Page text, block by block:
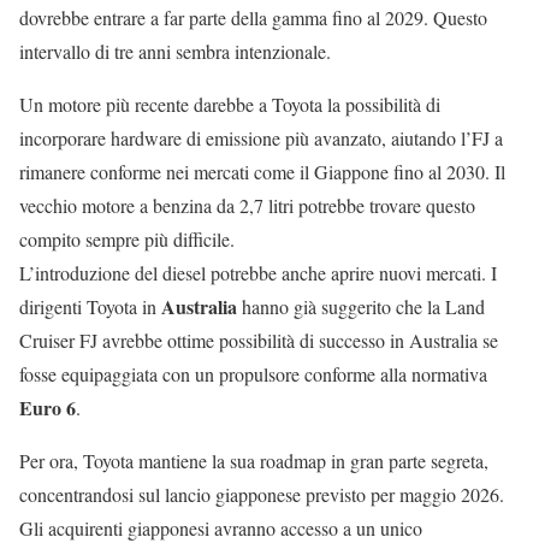
dovrebbe entrare a far parte della gamma fino al 2029. Questo
intervallo di tre anni sembra intenzionale.
Un motore più recente darebbe a Toyota la possibilità di
incorporare hardware di emissione più avanzato, aiutando l’FJ a
rimanere conforme nei mercati come il Giappone fino al 2030. Il
vecchio motore a benzina da 2,7 litri potrebbe trovare questo
compito sempre più difficile.
L’introduzione del diesel potrebbe anche aprire nuovi mercati. I
dirigenti Toyota in Australiahanno già suggerito che la Land
Cruiser FJ avrebbe ottime possibilità di successo in Australia se
fosse equipaggiata con un propulsore conforme alla normativa
Euro 6.
Per ora, Toyota mantiene la sua roadmap in gran parte segreta,
concentrandosi sul lancio giapponese previsto per maggio 2026.
Gli acquirenti giapponesi avranno accesso a un unico